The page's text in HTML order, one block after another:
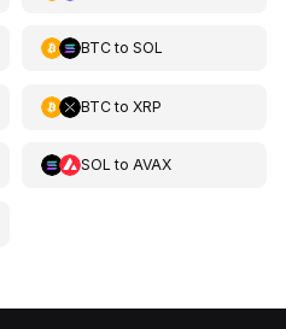
BTCto SOL
BTCto XRP
SOL to AVAX